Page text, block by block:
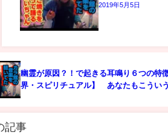
2019年5月5日
幽霊が原因？！で起きる耳鳴り６つの特
界・スピリチュアル】 あなたもこうい
記事